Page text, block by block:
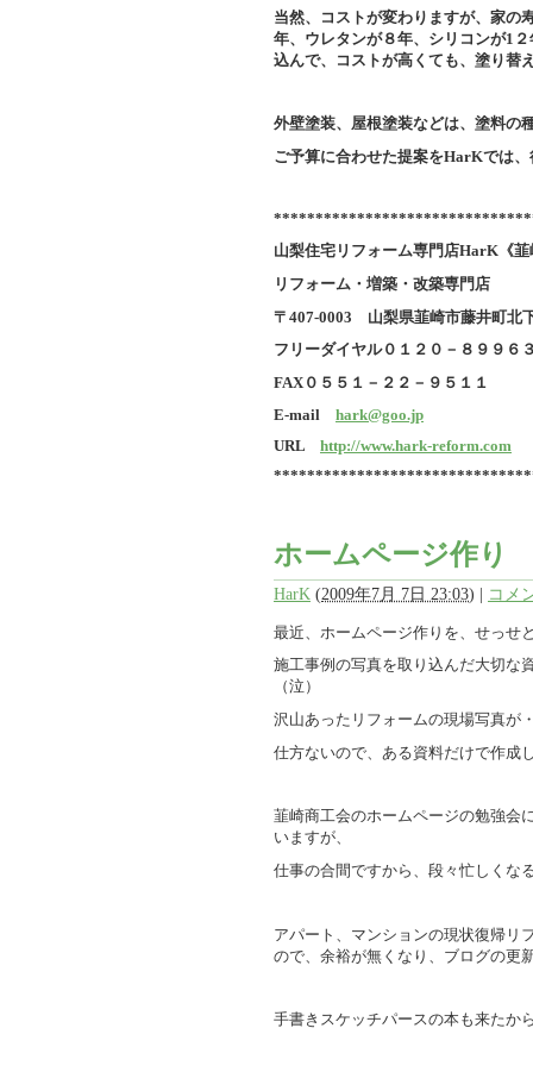
当然、コストが変わりますが、家の
年、ウレタンが８年、シリコンが1
込んで、コストが高くても、塗り替
外壁塗装、屋根塗装などは、塗料の
ご予算に合わせた提案をHarKでは
山梨住宅リフォーム専門店HarK 《
リフォーム・増築・改築専門店
〒407-0003 山梨県韮崎市藤井町北
フリーダイヤル０１２０－８９９６
FAX０５５１－２２－９５１１
E-mail hark@goo.jp
URL http://www.hark-reform.com
ホームページ作り
HarK (2009年7月 7日 23:03) | コメ
最近、ホームページ作りを、せっせ
施工事例の写真を取り込んだ大切な
（泣）
沢山あったリフォームの現場写真が
仕方ないので、ある資料だけで作成
韮崎商工会のホームページの勉強会
いますが、
仕事の合間ですから、段々忙しくな
アパート、マンションの現状復帰リ
ので、余裕が無くなり、ブログの更
手書きスケッチパースの本も来たか